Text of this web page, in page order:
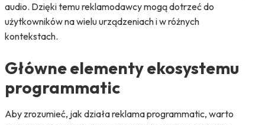
audio. Dzięki temu reklamodawcy mogą dotrzeć do
użytkowników na wielu urządzeniach i w różnych
kontekstach.
Główne elementy ekosystemu
programmatic
Aby zrozumieć, jak działa reklama programmatic, warto